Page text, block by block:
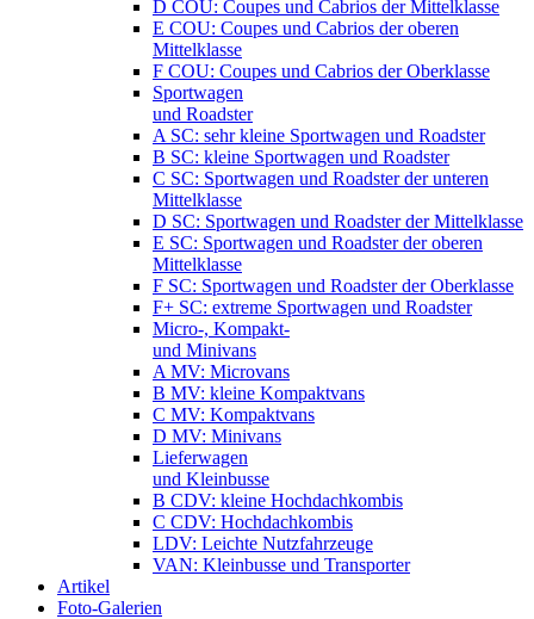
D COU: Coupes und Cabrios der Mittelklasse
E COU: Coupes und Cabrios der oberen
Mittelklasse
F COU: Coupes und Cabrios der Oberklasse
Sportwagen
und Roadster
A SC: sehr kleine Sportwagen und Roadster
B SC: kleine Sportwagen und Roadster
C SC: Sportwagen und Roadster der unteren
Mittelklasse
D SC: Sportwagen und Roadster der Mittelklasse
E SC: Sportwagen und Roadster der oberen
Mittelklasse
F SC: Sportwagen und Roadster der Oberklasse
F+ SC: extreme Sportwagen und Roadster
Micro-, Kompakt-
und Minivans
A MV: Microvans
B MV: kleine Kompaktvans
C MV: Kompaktvans
D MV: Minivans
Lieferwagen
und Kleinbusse
B CDV: kleine Hochdachkombis
C CDV: Hochdachkombis
LDV: Leichte Nutzfahrzeuge
VAN: Kleinbusse und Transporter
Artikel
Foto-Galerien